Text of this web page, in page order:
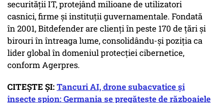
securității IT, protejând milioane de utilizatori
casnici, firme și instituții guvernamentale. Fondată
în 2001, Bitdefender are clienți în peste 170 de țări și
birouri în întreaga lume, consolidându-și poziția ca
lider global în domeniul protecției cibernetice,
conform Agerpres.
CITEȘTE ȘI:Tancuri AI, drone subacvatice și
insecte spion: Germania se pregătește de războaiele